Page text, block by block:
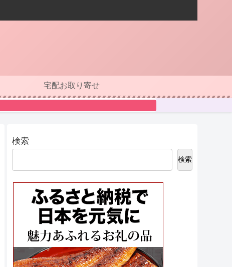
宅配お取り寄せ
検索
検索